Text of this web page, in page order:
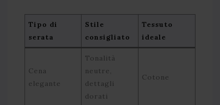
Tipo di
serata
Stile
consigliato
Tessuto
ideale
Cena
elegante
Tonalità
neutre,
dettagli
dorati
Cotone